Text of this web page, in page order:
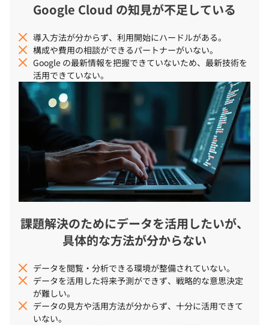
Google Cloud の知見が不足している
導入方法が分からず、利用開始にハードルがある。
構成や費用の相談ができるパートナーがいない。
Google の最新情報を把握できていないため、最新技術を
活用できていない。
課題解決のためにデータを活用したいが、
具体的な方法が分からない
データを閲覧・分析できる環境が整備されていない。
データを活用した将来予測ができず、戦略的な意思決定
が難しい。
データの見方や活用方法が分からず、十分に活用できて
いない。